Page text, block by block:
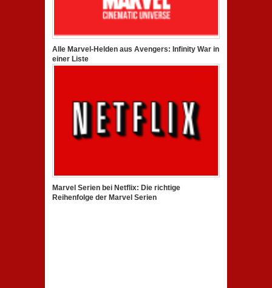
Alle Marvel-Helden aus Avengers: Infinity War in
einer Liste
Marvel Serien bei Netflix: Die richtige
Reihenfolge der Marvel Serien